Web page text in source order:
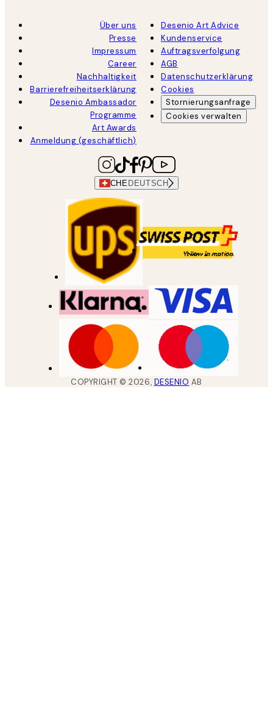
Über uns
Presse
Impressum
Career
Nachhaltigkeit
Barrierefreiheitserklärung
Desenio Ambassador
Programme
Art Awards
Anmeldung (geschäftlich)
Desenio Art Advice
Kundenservice
Auftragsverfolgung
AGB
Datenschutzerklärung
Cookies
Stornierungsanfrage
Cookies verwalten
CHE DEUTSCH
COPYRIGHT ©2026, DESENIO AB